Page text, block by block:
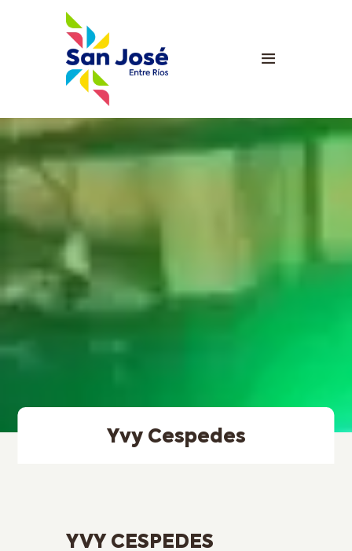
Yvy Cespedes
YVY CESPEDES